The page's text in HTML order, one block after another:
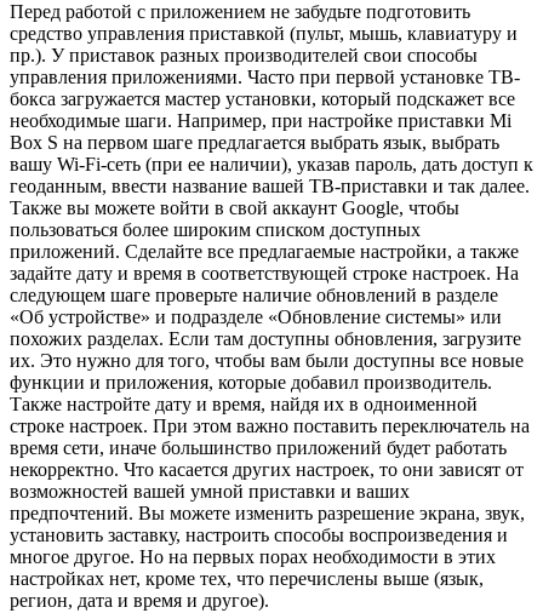
Перед работой с приложением не забудьте подготовить
средство управления приставкой (пульт, мышь, клавиатуру и
пр.). У приставок разных производителей свои способы
управления приложениями. Часто при первой установке ТВ-
бокса загружается мастер установки, который подскажет все
необходимые шаги. Например, при настройке приставки Mi
Box S на первом шаге предлагается выбрать язык, выбрать
вашу Wi-Fi-сеть (при ее наличии), указав пароль, дать доступ к
геоданным, ввести название вашей ТВ-приставки и так далее.
Также вы можете войти в свой аккаунт Google, чтобы
пользоваться более широким списком доступных
приложений. Сделайте все предлагаемые настройки, а также
задайте дату и время в соответствующей строке настроек. На
следующем шаге проверьте наличие обновлений в разделе
«Об устройстве» и подразделе «Обновление системы» или
похожих разделах. Если там доступны обновления, загрузите
их. Это нужно для того, чтобы вам были доступны все новые
функции и приложения, которые добавил производитель.
Также настройте дату и время, найдя их в одноименной
строке настроек. При этом важно поставить переключатель на
время сети, иначе большинство приложений будет работать
некорректно. Что касается других настроек, то они зависят от
возможностей вашей умной приставки и ваших
предпочтений. Вы можете изменить разрешение экрана, звук,
установить заставку, настроить способы воспроизведения и
многое другое. Но на первых порах необходимости в этих
настройках нет, кроме тех, что перечислены выше (язык,
регион, дата и время и другое).